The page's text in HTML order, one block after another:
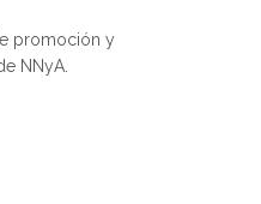
promoción y
NNyA.